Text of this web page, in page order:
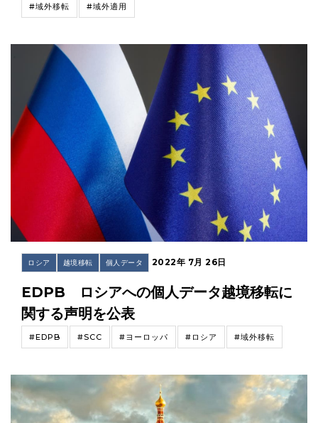
#域外移転 #域外適用
ロシア 越境移転 個人データ 2022年 7月 26日
EDPB ロシアへの個人データ越境移転に
関する声明を公表
#EDPB #SCC #ヨーロッパ #ロシア #域外移転